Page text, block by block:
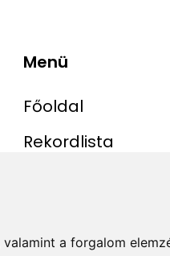
a forgalom
Menü
Főoldal
Rekordlista